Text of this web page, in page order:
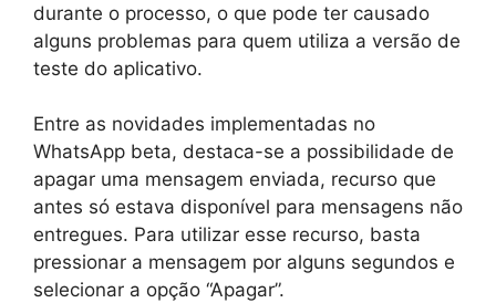
durante o processo, o que pode ter causado
alguns problemas para quem utiliza a versão de
teste do aplicativo.
Entre as novidades implementadas no
WhatsApp beta, destaca-se a possibilidade de
apagar uma mensagem enviada, recurso que
antes só estava disponível para mensagens não
entregues. Para utilizar esse recurso, basta
pressionar a mensagem por alguns segundos e
selecionar a opção “Apagar”.